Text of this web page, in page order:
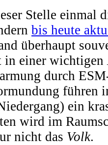
Stelle einmal
bis heute
überhaupt
in einer wichtigen
durch
führen
ein
wird im
nicht das Volk.